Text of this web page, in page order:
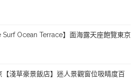
Ocean Terrace】面海露天座飽覽東京
【淺草豪景飯店】迷人景觀窗位吸睛度百